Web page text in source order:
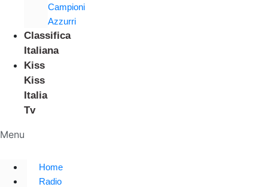
Campioni
Azzurri
Classifica
Italiana
Kiss
Kiss
Italia
Tv
Menu
Home
Radio